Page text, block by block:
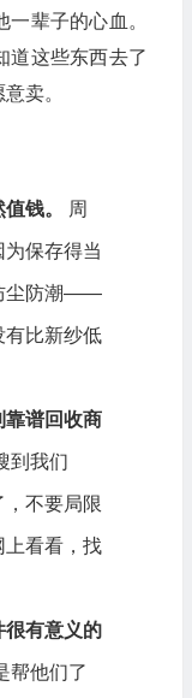
辈子的心血。
道这些东西去了
卖。
钱。 周
保存得当
尘防潮——
有比新纱低
靠谱回收商
到我们
，不要局限
上看看，找
很有意义的
帮他们了